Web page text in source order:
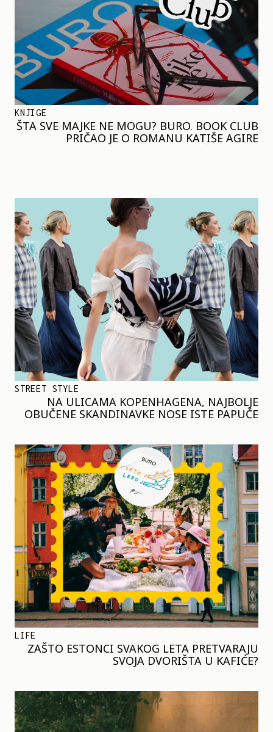
KNJIGE
ŠTA SVE MAJKE NE MOGU? BURO. BOOK CLUB
PRIČAO JE O ROMANU KATIŠE AGIRE
STREET STYLE
NA ULICAMA KOPENHAGENA, NAJBOLJE
OBUČENE SKANDINAVKE NOSE ISTE PAPUČE
LIFE
ZAŠTO ESTONCI SVAKOG LETA PRETVARAJU
SVOJA DVORIŠTA U KAFIĆE?